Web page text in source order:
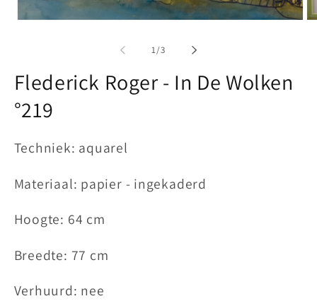
1/van
3
Flederick Roger - In De Wolken
°219
Techniek: aquarel
Materiaal: papier - ingekaderd
Hoogte: 64 cm
Breedte: 77 cm
Verhuurd: nee